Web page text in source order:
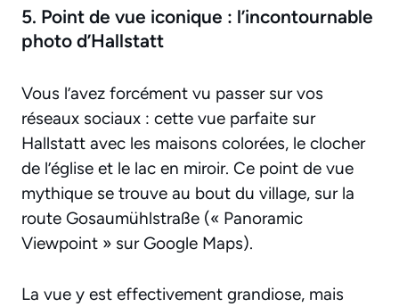
5. Point de vue iconique : l’incontournable
photo d’Hallstatt
Vous l’avez forcément vu passer sur vos
réseaux sociaux : cette vue parfaite sur
Hallstatt avec les maisons colorées, le clocher
de l’église et le lac en miroir. Ce point de vue
mythique se trouve au bout du village, sur la
route Gosaumühlstraße (« Panoramic
Viewpoint » sur Google Maps).
La vue y est effectivement grandiose, mais